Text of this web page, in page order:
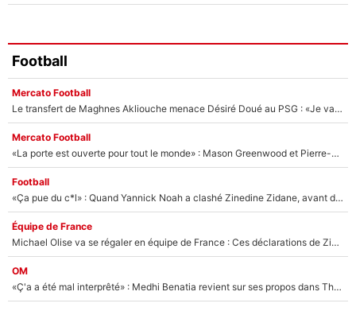
Football
Mercato Football
Le transfert de Maghnes Akliouche menace Désiré Doué au PSG : «Je valide à 200%»
Mercato Football
«La porte est ouverte pour tout le monde» : Mason Greenwood et Pierre-Emerick Aubameyang ont quitté l'OM, Amine Gouiri balance sur la suite du mercato et sur la réaction du vestiaire !
Football
«Ça pue du c*l» : Quand Yannick Noah a clashé Zinedine Zidane, avant de se faire recadrer par le nouveau sélectionneur de l'équipe de France !
Équipe de France
Michael Olise va se régaler en équipe de France : Ces déclarations de Zinedine Zidane qui prouvent qu'il va tout miser sur la star du Bayern Munich !
OM
«Ç'a a été mal interprêté» : Medhi Benatia revient sur ses propos dans The Bridge et précise ses conditions pour rejoindre le PSG !